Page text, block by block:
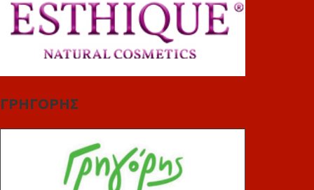
ΓΡΗΓΟΡΗΣ